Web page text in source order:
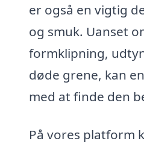
er også en vigtig
og smuk. Uanset
formklipning,
døde grene, kan
med at finde den
På vores platform